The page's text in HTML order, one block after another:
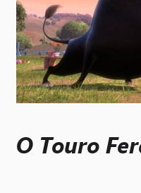
O Touro